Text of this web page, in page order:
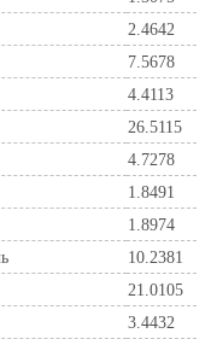
2.4642
7.5678
4.4113
26.5115
4.7278
1.8491
1.8974
10.2381
21.0105
3.4432